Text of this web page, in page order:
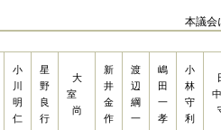
本議会
小
川
明
仁
星
野
良
行
大
室
尚
新
井
金
作
渡
辺
綱
一
嶋
田
一
孝
小
林
守
利